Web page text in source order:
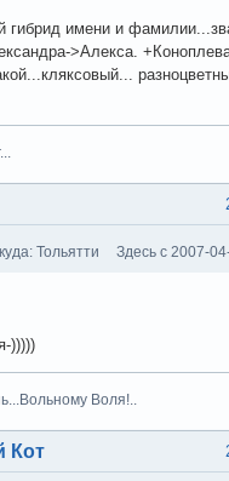
гибрид имени и
>Алекса.
Тольятти Здесь с 2007-
)))))
Воля!..
Кот